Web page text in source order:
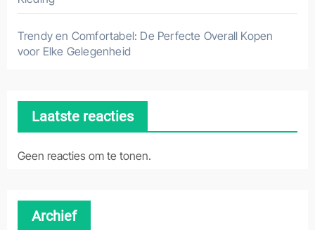
Trendy en Comfortabel: De Perfecte Overall Kopen
voor Elke Gelegenheid
Laatste reacties
Geen reacties om te tonen.
Archief